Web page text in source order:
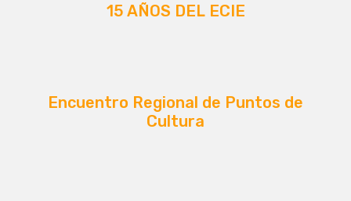
15 AÑOS DEL ECIE
Encuentro Regional de Puntos de
Cultura